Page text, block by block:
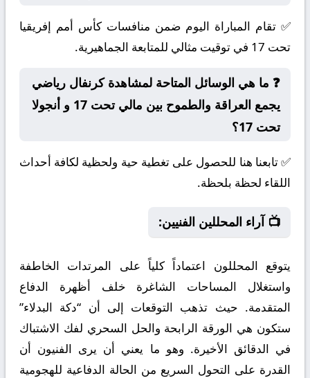
✅ تقام المباراة اليوم ضمن منافسات كأس أمم إفريقيا
تحت 17 في توقيت مثالي للمتابعة الجماهيرية.
❓ ما هي الوسائل المتاحة لمشاهدة كرنفال رياضي
يجمع العراقة والطموح بين مالي تحت 17 و أنجولا
تحت 17؟
✅ تابعنا هنا للحصول على تغطية حية ولحظية لكافة أحداث
اللقاء لحظة بلحظة.
📺 آراء المحللين الفنيين:
يتوقع المحللون اعتماداً كلياً على المرتدات الخاطفة
واستغلال المساحات الشاغرة خلف أظهرة الدفاع
المتقدمة. حيث تذهب التوقعات إلى أن “دكة البدلاء”
ستكون هي الورقة الرابحة والحل السحري لفك الاشتباك
في الدقائق الأخيرة. وهو ما يعني أن يرى الفنيون أن
القدرة على التحول السريع من الحالة الدفاعية للهجومية